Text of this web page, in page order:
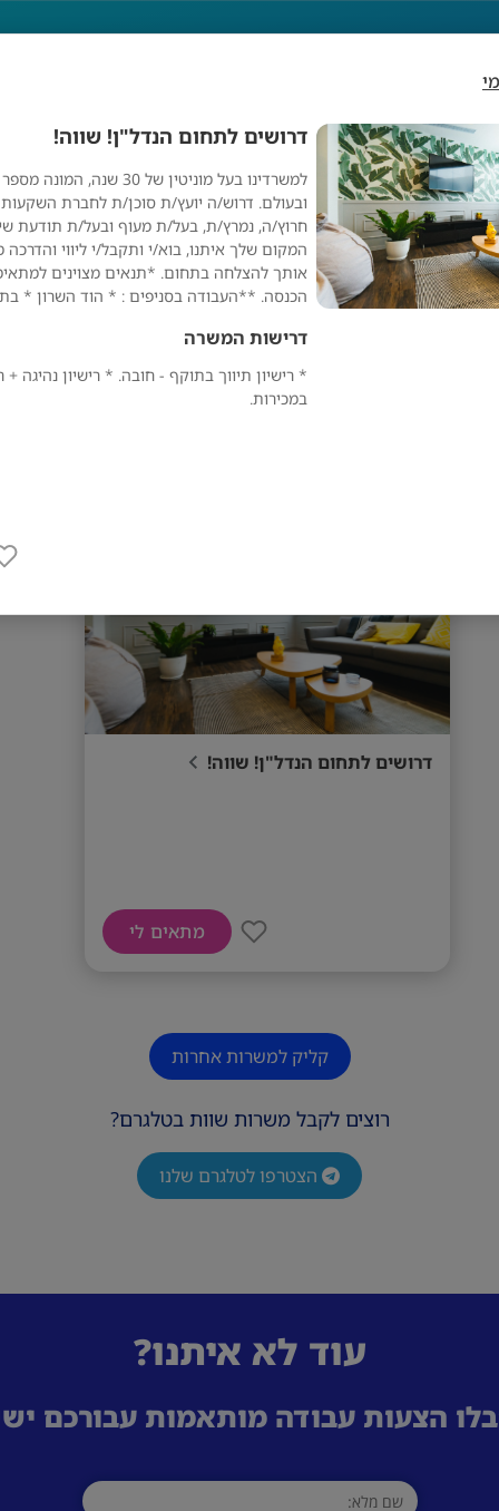
דרושים לתחום הנדל"ן! שווה!
למשרדינו בעל מוניטין של 30
ובעולם. דרוש/ה יועץ/ת סוכן/ת לחברת
חרוץ/ה, נמרץ/ת, בעל/ת מעוף ובעל/ת תודעת
המקום שלך איתנו, בוא/י ותקבל/י ליווי
אותך להצלחה בתחום. *תנאים מצוינים
הכנסה. **העבודה בסניפים : * הוד השרון *
דרישות המשרה
* רישיון תיווך בתוקף - חובה. * רישיון נהיגה +
במכירות.
לתחום הנדל"ן!
דרושים לתחום הנדל"ן! שווה!
מתאים לי
קליק למשרות אחרות
רוצים לקבל משרות שוות בטלגרם?
הצטרפו לטלגרם שלנו
עוד לא איתנו?
הצעות עבודה מותאמות עבורכם